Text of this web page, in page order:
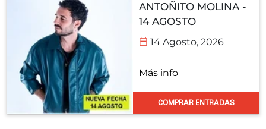
ANTOÑITO MOLINA -
14 AGOSTO
14 Agosto, 2026
Más info
COMPRAR ENTRADAS